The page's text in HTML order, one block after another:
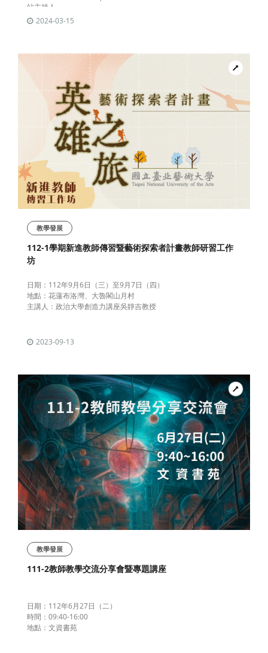
站主持人
2024-03-15
教學發展
112-1學期新進教師傳習暨藝術探索者計畫教師研習工作
坊
日期：112年9月6日（三）至9月7日（四）
地點：花蓮布洛灣、大魯閣山月村
主講人：政治大學創造力講座吳靜吉教授
2023-09-13
教學發展
111-2教師教學交流分享會暨專題講座
日期：112年6月27日（二）
時間：09:40-16:00
地點：文資書苑